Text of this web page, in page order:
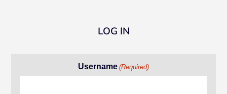
LOG IN
Username (Required)